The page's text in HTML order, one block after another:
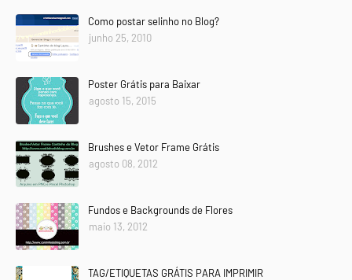
Como postar selinho no Blog?
junho 25, 2010
Poster Grátis para Baixar
agosto 15, 2015
Brushes e Vetor Frame Grátis
agosto 08, 2012
Fundos e Backgrounds de Flores
maio 13, 2012
TAG/ETIQUETAS GRÁTIS PARA IMPRIMIR